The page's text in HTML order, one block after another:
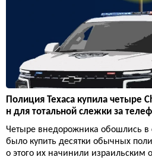
Полиция Техаса купила четыре
н для тотальной слежки за
Четыре внедорожника обошлись
было купить десятки обычных
о этого их начинили израильским